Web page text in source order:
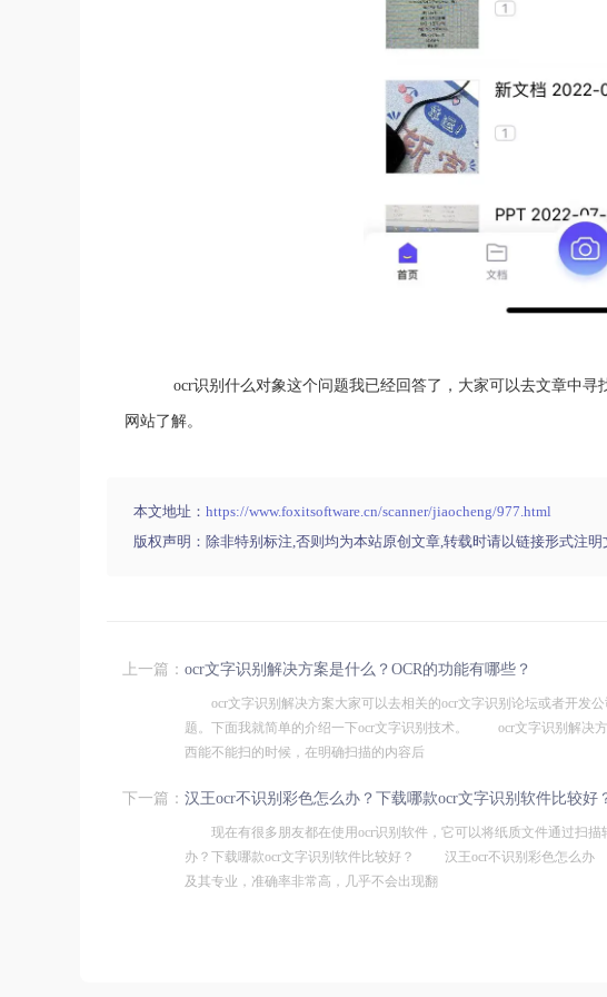
ocr识别什么对象这个问题我已经回答了，大家可以去文章中寻
网站了解。
本文地址： https://www.foxitsoftware.cn/scanner/jiaocheng/977.html
版权声明：除非特别标注,否则均为本站原创文章,转载时请以链接形式注明
上一篇： ocr文字识别解决方案是什么？OCR的功能有哪些？
ocr文字识别解决方案大家可以去相关的ocr文字识别论坛或者开发
题。下面我就简单的介绍一下ocr文字识别技术。 ocr文字识别解
西能不能扫的时候，在明确扫描的内容后
下一篇： 汉王ocr不识别彩色怎么办？下载哪款ocr文字识别软件比较好
现在有很多朋友都在使用ocr识别软件，它可以将纸质文件通过扫描
办？下载哪款ocr文字识别软件比较好？ 汉王ocr不识别彩色怎么办
及其专业，准确率非常高，几乎不会出现翻